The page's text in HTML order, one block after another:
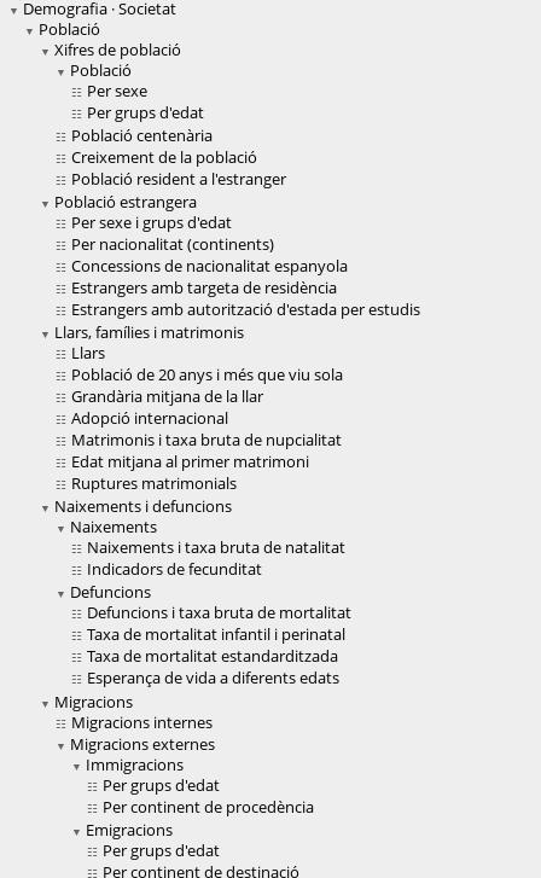
Demografia · Societat
Població
Xifres de població
Població
Per sexe
Per grups d'edat
Població centenària
Creixement de la població
Població resident a l'estranger
Població estrangera
Per sexe i grups d'edat
Per nacionalitat (continents)
Concessions de nacionalitat espanyola
Estrangers amb targeta de residència
Estrangers amb autorització d'estada per estudis
Llars, famílies i matrimonis
Llars
Població de 20 anys i més que viu sola
Grandària mitjana de la llar
Adopció internacional
Matrimonis i taxa bruta de nupcialitat
Edat mitjana al primer matrimoni
Ruptures matrimonials
Naixements i defuncions
Naixements
Naixements i taxa bruta de natalitat
Indicadors de fecunditat
Defuncions
Defuncions i taxa bruta de mortalitat
Taxa de mortalitat infantil i perinatal
Taxa de mortalitat estandarditzada
Esperança de vida a diferents edats
Migracions
Migracions internes
Migracions externes
Immigracions
Per grups d'edat
Per continent de procedència
Emigracions
Per grups d'edat
Per continent de destinació